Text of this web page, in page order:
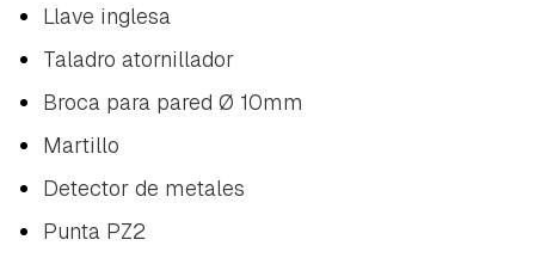
Llave inglesa
Taladro atornillador
Broca para pared Ø 10mm
Martillo
Detector de metales
Punta PZ2